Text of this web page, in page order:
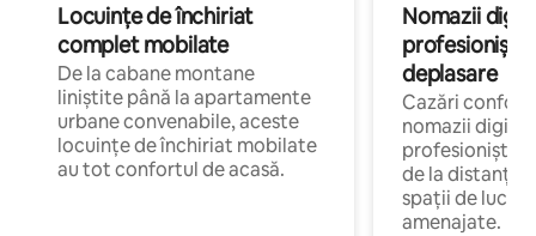
Locuințe de închiriat
complet mobilate
De la cabane montane
liniștite până la apartamente
urbane convenabile, aceste
locuințe de închiriat mobilate
au tot confortul de acasă.
Nomazii
profesioniștii
deplasare
Cazări
nomazii
profesioniștii
de la distanță,
spații de lucru
amenajate.